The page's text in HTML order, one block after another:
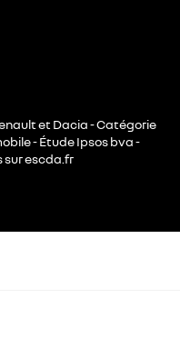
et Dacia - Catégorie
- Étude Ipsos bva -
sur escda.fr